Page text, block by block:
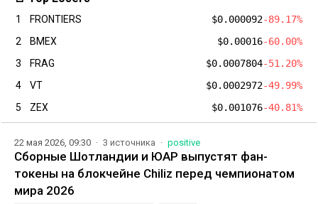
1 FRONTIERS $0.000092-89.17%
2
BMEX $0.00016-60.00%
3
FRAG $0.0007804-51.20%
4
VT $0.0002972-49.99%
5
ZEX $0.001076-40.81%
22 мая 2026, 09:30 3 источника positive
Сборные Шотландии и ЮАР выпустят фан-
токены на блокчейне Chiliz перед чемпионатом
мира 2026